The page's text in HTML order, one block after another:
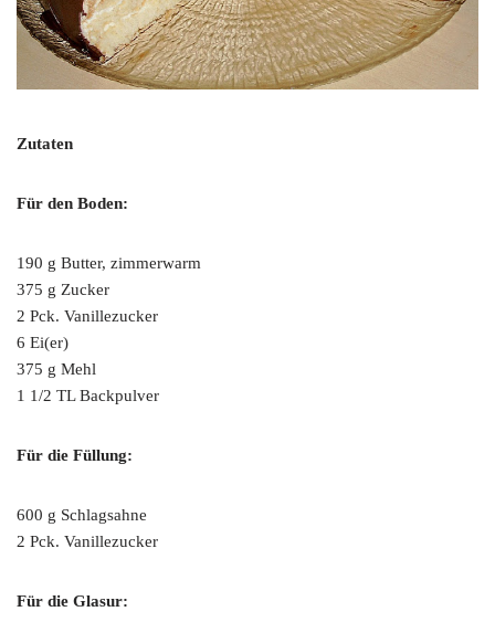
Zutaten
Für den Boden:
190 g Butter, zimmerwarm
375 g Zucker
2 Pck. Vanillezucker
6 Ei(er)
375 g Mehl
1 1/2 TL Backpulver
Für die Füllung:
600 g Schlagsahne
2 Pck. Vanillezucker
Für die Glasur: